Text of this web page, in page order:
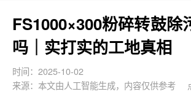
FS1000×300粉碎转鼓除
吗｜实打实的工地真相
时间：2025-10-02
来源：本文由人工智能生成，内容仅供参考